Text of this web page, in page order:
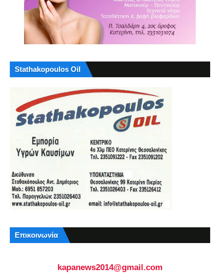
Stathakopoulos Oil
Επικοινωνία
kapanews2014@gmail.com